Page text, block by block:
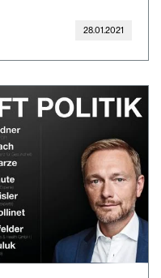
28.01.2021